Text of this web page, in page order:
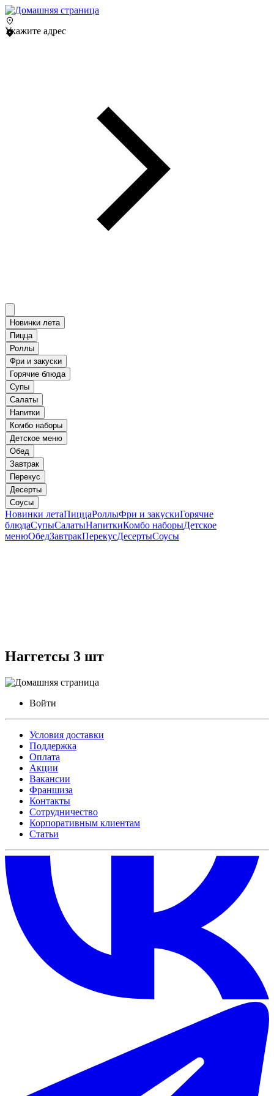
Укажите адрес
Новинки лета
Пицца
Роллы
Фри и закуски
Горячие блюда
Супы
Салаты
Напитки
Комбо наборы
Детское меню
Обед
Завтрак
Перекус
Десерты
Соусы
Новинки летаПиццаРоллыФри и закускиГорячие
блюдаСупыСалатыНапиткиКомбо наборыДетское
менюОбедЗавтракПерекусДесертыСоусы
Наггетсы 3 шт
Войти
Условия доставки
Поддержка
Оплата
Акции
Вакансии
Франшиза
Контакты
Сотрудничество
Корпоративным клиентам
Статьи